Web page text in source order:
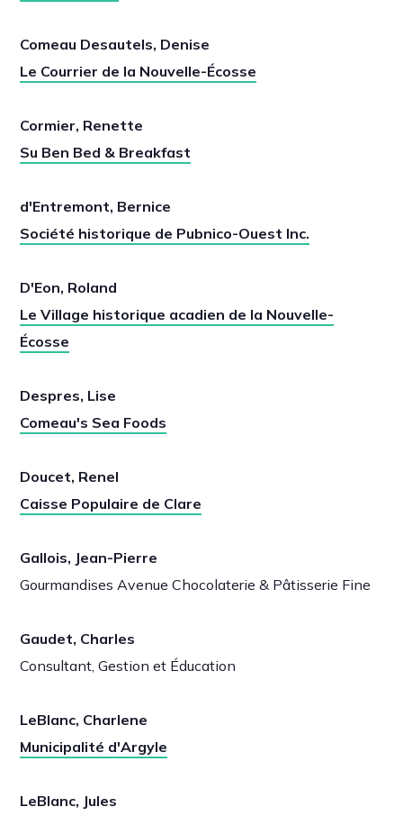
Comeau Desautels, Denise
Le Courrier de la Nouvelle-Écosse
Cormier, Renette
Su Ben Bed & Breakfast
d'Entremont, Bernice
Société historique de Pubnico-Ouest Inc.
D'Eon, Roland
Le Village historique acadien de la Nouvelle-
Écosse
Despres, Lise
Comeau's Sea Foods
Doucet, Renel
Caisse Populaire de Clare
Gallois, Jean-Pierre
Gourmandises Avenue Chocolaterie & Pâtisserie Fine
Gaudet, Charles
Consultant, Gestion et Éducation
LeBlanc, Charlene
Municipalité d'Argyle
LeBlanc, Jules